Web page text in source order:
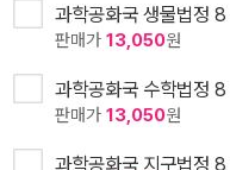
과학공화국 생물법정
판매가 13,050원
과학공화국 수학법정
판매가 13,050원
과학공화국 지구법정